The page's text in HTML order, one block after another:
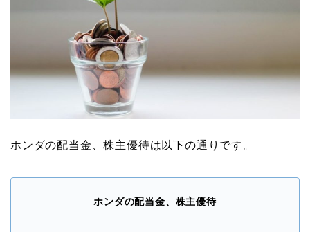
ホンダの配当金、株主優待は以下の通りです。
ホンダの配当金、株主優待